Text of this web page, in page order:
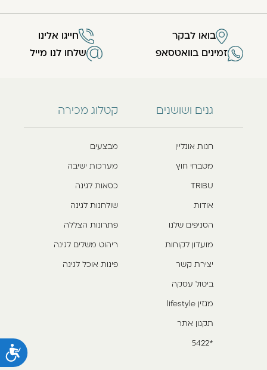
גנים ושושנים
חנות אונליין
מטבחי חוץ
TRIBU
אודות
הסניפים שלנו
מועדון לקוחות
יצירת קשר
ביטול עסקה
מגזין lifestyle
תקנון אתר
*5422
קטלוג מכירה
מבצעים
מערכות ישיבה
כסאות לגינה
שולחנות לגינה
פתרונות הצללה
ריהוט משלים לגינה
פינות אוכל לגינה
בואו לבקר
חייגו אלינו
זמינים בוואטסאפ
שלחו לנו מייל